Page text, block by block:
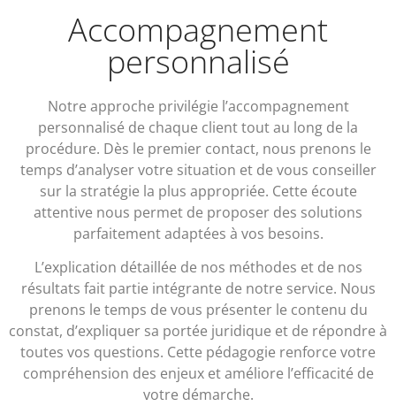
Accompagnement
personnalisé
Notre approche privilégie l’accompagnement
personnalisé de chaque client tout au long de la
procédure. Dès le premier contact, nous prenons le
temps d’analyser votre situation et de vous conseiller
sur la stratégie la plus appropriée. Cette écoute
attentive nous permet de proposer des solutions
parfaitement adaptées à vos besoins.
L’explication détaillée de nos méthodes et de nos
résultats fait partie intégrante de notre service. Nous
prenons le temps de vous présenter le contenu du
constat, d’expliquer sa portée juridique et de répondre à
toutes vos questions. Cette pédagogie renforce votre
compréhension des enjeux et améliore l’efficacité de
votre démarche.